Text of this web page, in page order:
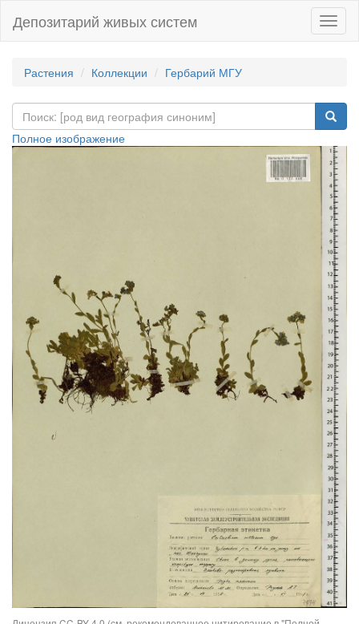
Депозитарий живых систем
Растения Коллекции Гербарий МГУ
Полное изображение